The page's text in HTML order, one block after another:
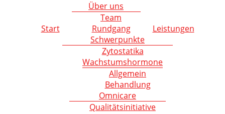
Start
Über uns
Team
Rundgang
Leistungen
Schwerpunkte
Zytostatika
Wachstumshormone
Allgemein
Behandlung
Omnicare
Qualitätsinitiative